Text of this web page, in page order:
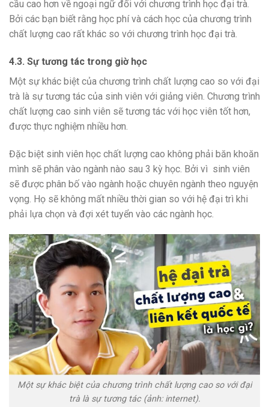
cầu cao hơn về ngoại ngữ đối với chương trình học đại trà.
Bởi các bạn biết rằng học phí và cách học của chương trình
chất lượng cao rất khác so với chương trình học đại trà.
4.3. Sự tương tác trong giờ học
Một sự khác biệt của chương trình chất lượng cao so với đại
trà là sự tương tác của sinh viên với giảng viên. Chương trình
chất lượng cao sinh viên sẽ tương tác với học viên tốt hơn,
được thực nghiệm nhiều hơn.
Đặc biệt sinh viên học chất lượng cao không phải băn khoăn
mình sẽ phân vào ngành nào sau 3 kỳ học. Bởi vì sinh viên
sẽ được phân bố vào ngành hoặc chuyên ngành theo nguyện
vọng. Họ sẽ không mất nhiều thời gian so với hệ đại trì khi
phải lựa chọn và đợi xét tuyển vào các ngành học.
Một sự khác biệt của chương trình chất lượng cao so với đại
trà là sự tương tác (ảnh: internet).